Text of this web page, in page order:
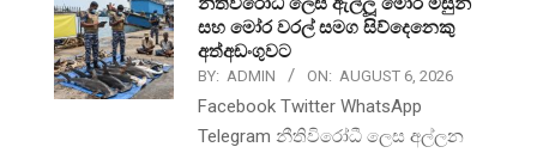
සහ මෝර වරල් සමග සිව්දෙනෙකු
අත්අඩංගුවට
BY: ADMIN ON: AUGUST 6, 2026
Facebook Twitter WhatsApp
Telegram නීතිවිරෝධී ලෙස අල්ලන